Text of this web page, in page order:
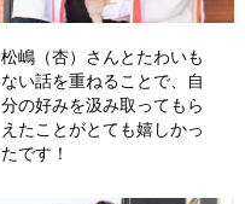
松嶋（杏）さんとたわいも
ない話を重ねることで、自
分の好みを汲み取ってもら
えたことがとても嬉しかっ
たです！